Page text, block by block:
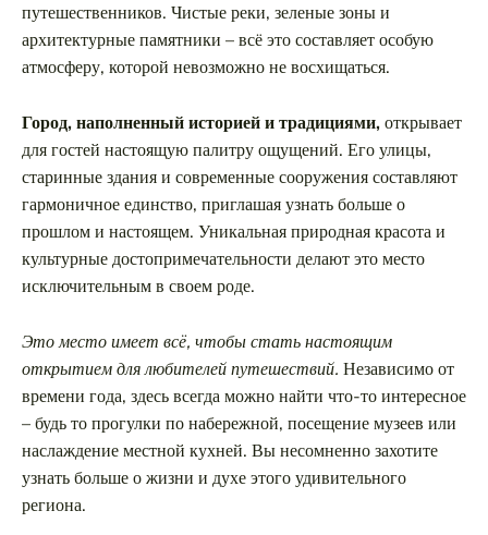
путешественников. Чистые реки, зеленые зоны и
архитектурные памятники – всё это составляет особую
атмосферу, которой невозможно не восхищаться.
Город, наполненный историей и традициями,открывает
для гостей настоящую палитру ощущений. Его улицы,
старинные здания и современные сооружения составляют
гармоничное единство, приглашая узнать больше о
прошлом и настоящем. Уникальная природная красота и
культурные достопримечательности делают это место
исключительным в своем роде.
Это место имеет всё, чтобы стать настоящим
открытием для любителей путешествий. Независимо от
времени года, здесь всегда можно найти что-то интересное
– будь то прогулки по набережной, посещение музеев или
наслаждение местной кухней. Вы несомненно захотите
узнать больше о жизни и духе этого удивительного
региона.